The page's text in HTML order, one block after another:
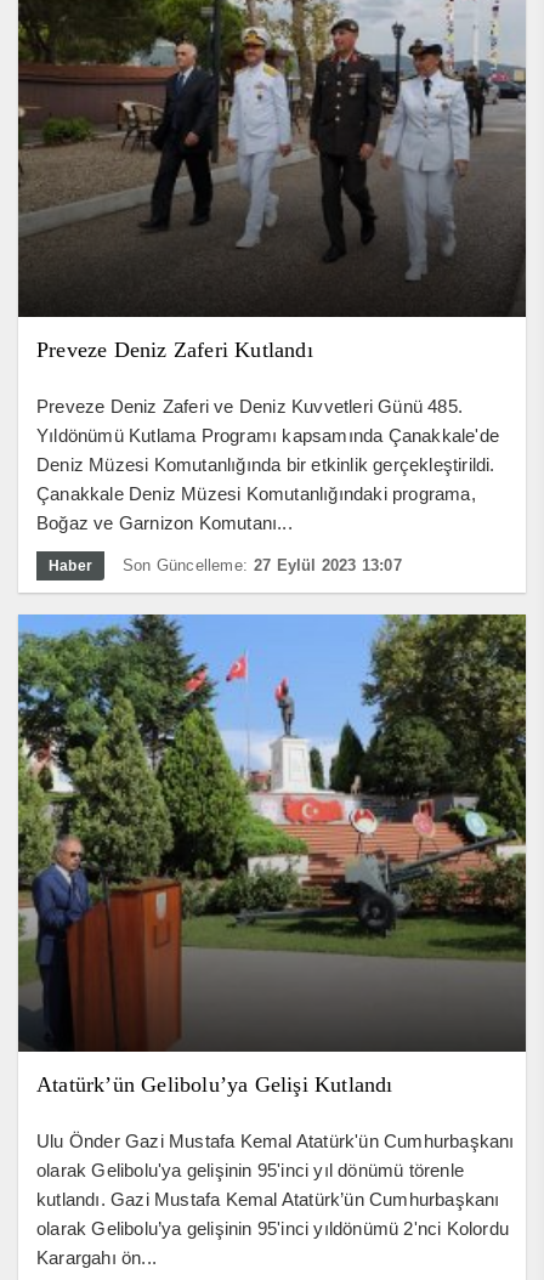
Preveze Deniz Zaferi Kutlandı
Preveze Deniz Zaferi ve Deniz Kuvvetleri Günü 485.
Yıldönümü Kutlama Programı kapsamında Çanakkale'de
Deniz Müzesi Komutanlığında bir etkinlik gerçekleştirildi.
Çanakkale Deniz Müzesi Komutanlığındaki programa,
Boğaz ve Garnizon Komutanı...
Haber Son Güncelleme: 27 Eylül 2023 13:07
Atatürk’ün Gelibolu’ya Gelişi Kutlandı
Ulu Önder Gazi Mustafa Kemal Atatürk'ün Cumhurbaşkanı
olarak Gelibolu'ya gelişinin 95'inci yıl dönümü törenle
kutlandı. Gazi Mustafa Kemal Atatürk’ün Cumhurbaşkanı
olarak Gelibolu’ya gelişinin 95'inci yıldönümü 2'nci Kolordu
Karargahı ön...